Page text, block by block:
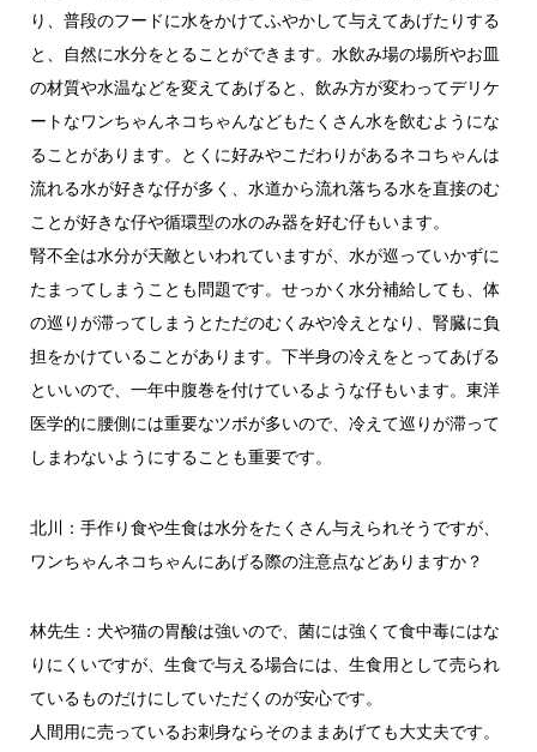
り、普段のフードに水をかけてふやかして与えてあげたりする
と、自然に水分をとることができます。水飲み場の場所やお皿
の材質や水温などを変えてあげると、飲み方が変わってデリケ
ートなワンちゃんネコちゃんなどもたくさん水を飲むようにな
ることがあります。とくに好みやこだわりがあるネコちゃんは
流れる水が好きな仔が多く、水道から流れ落ちる水を直接のむ
ことが好きな仔や循環型の水のみ器を好む仔もいます。
腎不全は水分が天敵といわれていますが、水が巡っていかずに
たまってしまうことも問題です。せっかく水分補給しても、体
の巡りが滞ってしまうとただのむくみや冷えとなり、腎臓に負
担をかけていることがあります。下半身の冷えをとってあげる
といいので、一年中腹巻を付けているような仔もいます。東洋
医学的に腰側には重要なツボが多いので、冷えて巡りが滞って
しまわないようにすることも重要です。
北川：手作り食や生食は水分をたくさん与えられそうですが、
ワンちゃんネコちゃんにあげる際の注意点などありますか？
林先生：犬や猫の胃酸は強いので、菌には強くて食中毒にはな
りにくいですが、生食で与える場合には、生食用として売られ
ているものだけにしていただくのが安心です。
人間用に売っているお刺身ならそのままあげても大丈夫です。